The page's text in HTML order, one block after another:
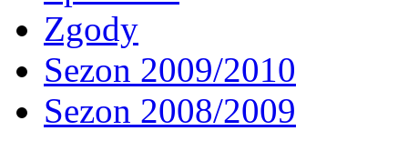
Zgody
Sezon 2009/2010
Sezon 2008/2009